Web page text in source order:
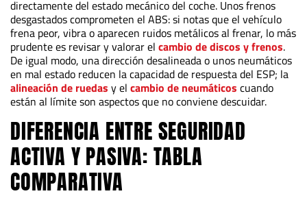
directamente del estado mecánico del coche. Unos frenos
desgastados comprometen el ABS: si notas que el vehículo
frena peor, vibra o aparecen ruidos metálicos al frenar, lo más
prudente es revisar y valorar el cambio de discos y frenos.
De igual modo, una dirección desalineada o unos neumáticos
en mal estado reducen la capacidad de respuesta del ESP; la
alineación de ruedas y el cambio de neumáticos cuando
están al límite son aspectos que no conviene descuidar.
DIFERENCIA ENTRE SEGURIDAD
ACTIVA Y PASIVA: TABLA
COMPARATIVA